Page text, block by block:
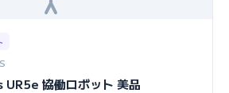
協働ロボット 美品